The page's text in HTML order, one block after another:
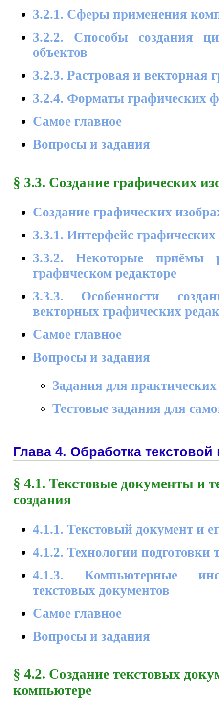
3.2.1. Сферы применения
3.2.2. Способы создания
объектов
3.2.3. Растровая и векторная
3.2.4. Форматы графических
Самое главное
Вопросы и задания
§ 3.3. Создание графических
Создание графических
3.3.1. Интерфейс графических
3.3.2. Некоторые приёмы
графическом редакторе
3.3.3. Особенности
векторных графических
Самое главное
Вопросы и задания
Задания для практических
Тестовые задания для
Глава 4. Обработка
§ 4.1. Текстовые документы и
создания
4.1.1. Текстовый документ и
4.1.2. Технологии подготовки
4.1.3. Компьютерные
текстовых документов
Самое главное
Вопросы и задания
§ 4.2. Создание текстовых
компьютере